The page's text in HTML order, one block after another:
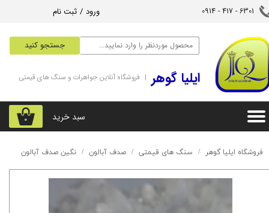
جستجو کنید
ورود / ثبت نام
تغییر گذر واژه
سفارشات
خروج از حساب کاربری
6301 - 417 - 0914​​​​​​​
۰ سبد خرید
‌ایلیا گوهر | فروشگاه آنلاین جواهرات و سنگ های قیمتی
فروشگاه ایلیا گوهر سنگ های قیمتی صدف آبالون نگین صدف آبالون